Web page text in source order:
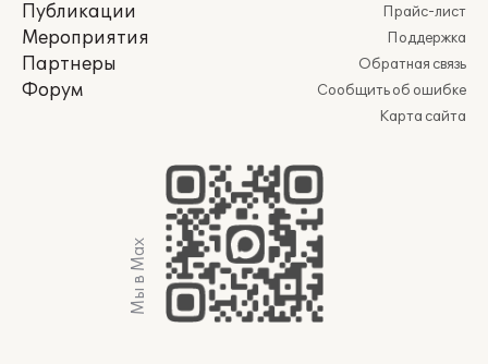
Публикации
Мероприятия
Партнеры
Форум
Прайс-лист
Поддержка
Обратная связь
Сообщить об ошибке
Карта сайта
Мы в Max